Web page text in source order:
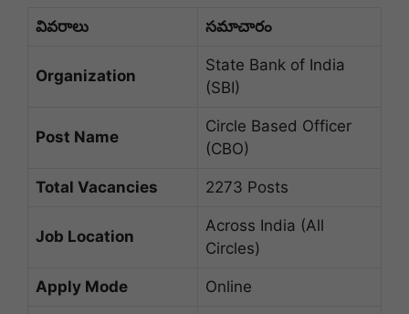
వివరాలు సమాచారం
Organization
State Bank of India
(SBI)
Post Name
Circle Based Officer
(CBO)
Total Vacancies 2273 Posts
Job Location
Across India (All
Circles)
Apply Mode Online